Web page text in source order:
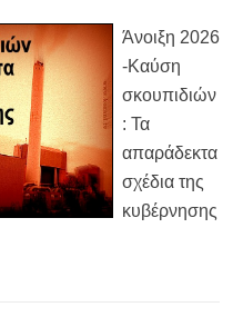
Άνοιξη 2026
-Καύση
σκουπιδιών
: Τα
απαράδεκτα
σχέδια της
κυβέρνησης